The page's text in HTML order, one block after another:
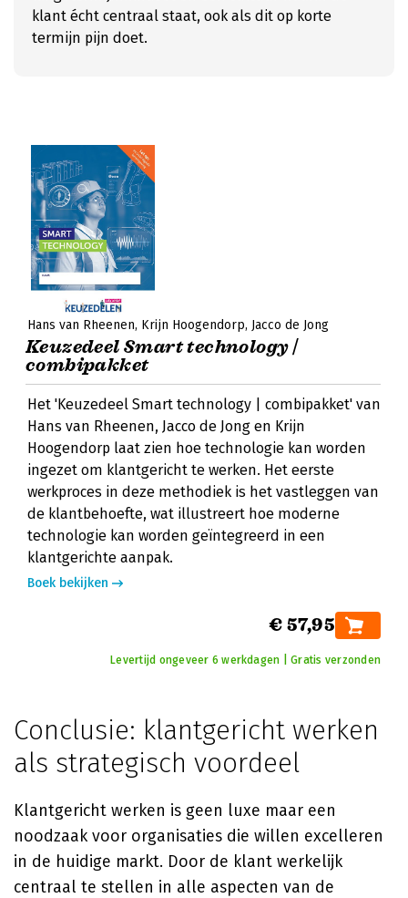
klant écht centraal staat, ook als dit op korte
termijn pijn doet.
Hans van Rheenen Krijn Hoogendorp Jacco de Jong
Keuzedeel Smart technology |
combipakket
Het 'Keuzedeel Smart technology | combipakket' van
Hans van Rheenen, Jacco de Jong en Krijn
Hoogendorp laat zien hoe technologie kan worden
ingezet om klantgericht te werken. Het eerste
werkproces in deze methodiek is het vastleggen van
de klantbehoefte, wat illustreert hoe moderne
technologie kan worden geïntegreerd in een
klantgerichte aanpak.
Boek bekijken
€ 57,95
Levertijd ongeveer 6 werkdagen | Gratis verzonden
Conclusie: klantgericht werken
als strategisch voordeel
Klantgericht werken is geen luxe maar een
noodzaak voor organisaties die willen excelleren
in de huidige markt. Door de klant werkelijk
centraal te stellen in alle aspecten van de